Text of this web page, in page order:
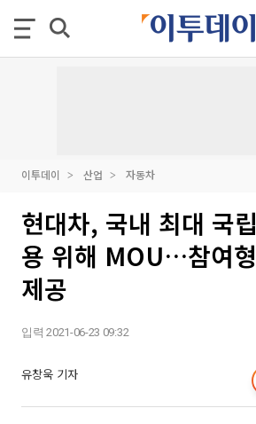
이투데이 산업 자동차
현대차, 국내 최대 국
용 위해 MOU…참여
제공
입력 2021-06-23 09:32
유창욱 기자